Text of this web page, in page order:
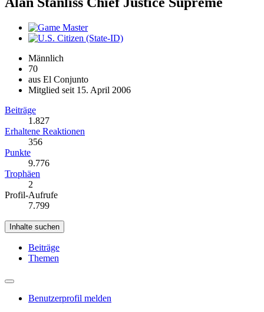
Männlich
70
aus El Conjunto
Mitglied seit 15. April 2006
Beiträge
1.827
Erhaltene Reaktionen
356
Punkte
9.776
Trophäen
2
Profil-Aufrufe
7.799
Inhalte suchen
Beiträge
Themen
Benutzerprofil melden